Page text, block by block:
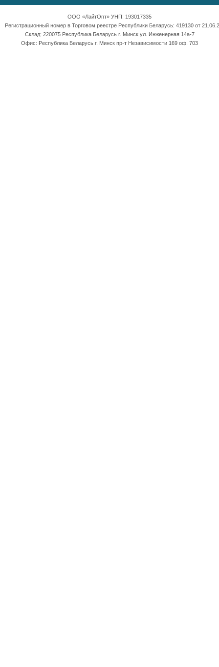
ООО «ЛайтОпт» УНП: 193017335
Регистрационный номер в Торговом реестре Республики Беларусь: 419130 от
Склад: 220075 Республика Беларусь г. Минск ул. Инженерная 14а-7
Офис: Республика Беларусь г. Минск пр-т Независимости 169 оф. 703